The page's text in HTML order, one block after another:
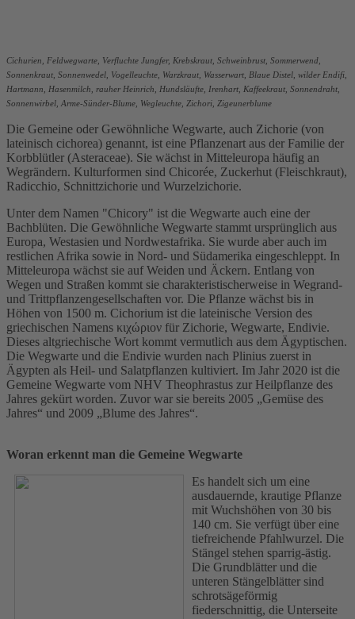
Cichurien, Feldwegwarte, Verfluchte Jungfer, Krebskraut, Schweinbrust, Sommerwend,
Sonnenkraut, Sonnenwedel, Vogelleuchte, Warzkraut, Wasserwart, Blaue Distel, wilder Endifi,
Hartmann, Hasenmilch, rauher Heinrich, Hundsläufte, Irenhart, Kaffeekraut, Sonnendraht,
Sonnenwirbel, Arme-Sünder-Blume, Wegleuchte, Zichori, Zigeunerblume
Die Gemeine oder Gewöhnliche Wegwarte, auch Zichorie (von
lateinisch cichorea) genannt, ist eine Pflanzenart aus der Familie der
Korbblütler (Asteraceae). Sie wächst in Mitteleuropa häufig an
Wegrändern. Kulturformen sind Chicorée, Zuckerhut (Fleischkraut),
Radicchio, Schnittzichorie und Wurzelzichorie.
Unter dem Namen "Chicory" ist die Wegwarte auch eine der
Bachblüten. Die Gewöhnliche Wegwarte stammt ursprünglich aus
Europa, Westasien und Nordwestafrika. Sie wurde aber auch im
restlichen Afrika sowie in Nord- und Südamerika eingeschleppt. In
Mitteleuropa wächst sie auf Weiden und Äckern. Entlang von
Wegen und Straßen kommt sie charakteristischerweise in Wegrand-
und Trittpflanzengesellschaften vor. Die Pflanze wächst bis in
Höhen von 1500 m. Cichorium ist die lateinische Version des
griechischen Namens κιχώριον für Zichorie, Wegwarte, Endivie.
Dieses altgriechische Wort kommt vermutlich aus dem Ägyptischen.
Die Wegwarte und die Endivie wurden nach Plinius zuerst in
Ägypten als Heil- und Salatpflanzen kultiviert. Im Jahr 2020 ist die
Gemeine Wegwarte vom NHV Theophrastus zur Heilpflanze des
Jahres gekürt worden. Zuvor war sie bereits 2005 „Gemüse des
Jahres“ und 2009 „Blume des Jahres“.
Woran erkennt man die Gemeine Wegwarte
Es handelt sich um eine
ausdauernde, krautige Pflanze
mit Wuchshöhen von 30 bis
140 cm. Sie verfügt über eine
tiefreichende Pfahlwurzel. Die
Stängel stehen sparrig-ästig.
Die Grundblätter und die
unteren Stängelblätter sind
schrotsägeförmig
fiederschnittig, die Unterseite